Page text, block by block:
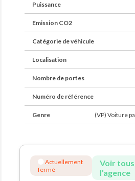
Puissance
Emission CO2
Catégorie de véhicule
Localisation
Nombre de portes
Numéro de référence
Genre (VP) Voiture
Actuellement
fermé
Voir
l'agence